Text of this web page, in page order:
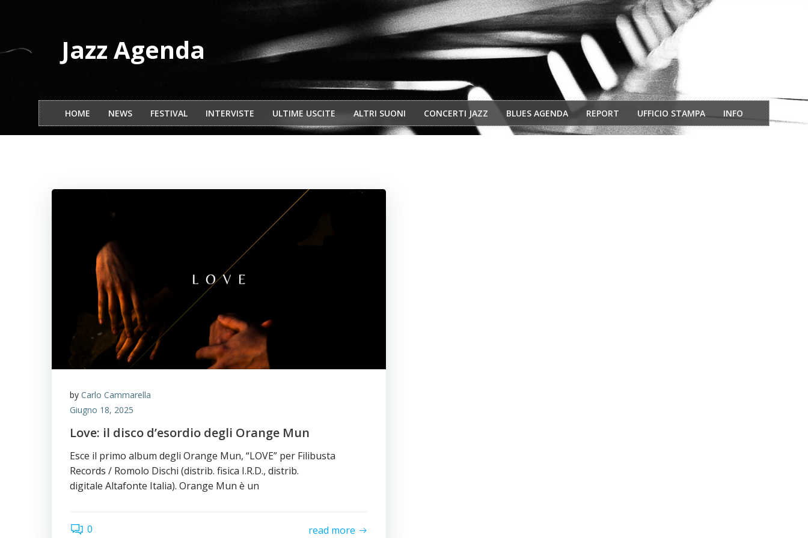
Jazz Agenda
HOME NEWS FESTIVAL INTERVISTE ULTIME USCITE ALTRI SUONI CONCERTI JAZZ BLUES AGENDA REPORT UFFICIO STAMPA INFO
by Carlo Cammarella
Giugno 18, 2025
Love: il disco d’esordio degli Orange Mun
Esce il primo album degli Orange Mun, “LOVE” per Filibusta
Records / Romolo Dischi (distrib. fisica I.R.D., distrib.
digitale Altafonte Italia). Orange Mun è un
0 read more